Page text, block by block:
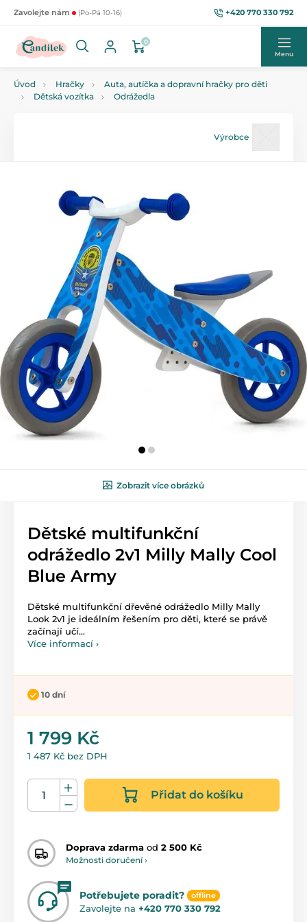
Zavolejte nám (Po-Pá 10-16) +420 770 330 792
0
Menu
Úvod Hračky
Auta, autíčka a dopravní hračky pro děti
Dětská vozítka
Odrážedla
Výrobce
Zobrazit více obrázků
Dětské multifunkční
odrážedlo 2v1 Milly Mally Cool
Blue Army
Dětské multifunkční dřevěné odrážedlo Milly Mally
Look 2v1 je ideálním řešením pro děti, které se právě
začínají učí...
Více informací ›
10 dní
1 799 Kč
1 487 Kč bez DPH
Přidat do košíku
Doprava zdarma od 2 500 Kč
Možnosti doručení ›
Potřebujete poradit? offline
Zavolejte na +420 770 330 792